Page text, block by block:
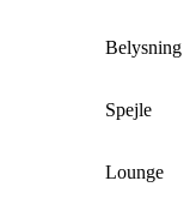
Belysning
Spejle
Lounge